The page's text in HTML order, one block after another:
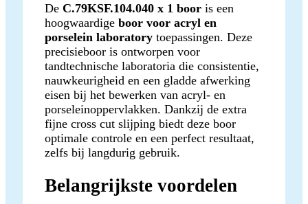
De C.79KSF.104.040 x 1 boor is een
hoogwaardige boor voor acryl en
porselein laboratory toepassingen. Deze
precisieboor is ontworpen voor
tandtechnische laboratoria die consistentie,
nauwkeurigheid en een gladde afwerking
eisen bij het bewerken van acryl- en
porseleinoppervlakken. Dankzij de extra
fijne cross cut slijping biedt deze boor
optimale controle en een perfect resultaat,
zelfs bij langdurig gebruik.
Belangrijkste voordelen